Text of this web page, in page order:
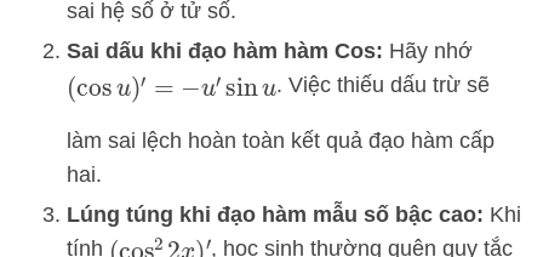
sai hệ số ở tử số.
Sai dấu khi đạo hàm hàm Cos: Hãy nhớ
(cosu)′=− u′sinu . Việc thiếu dấu trừ sẽ
làm sai lệch hoàn toàn kết quả đạo hàm cấp
hai.
Lúng túng khi đạo hàm mẫu số bậc cao: Khi
tính
, học sinh thường quên quy tắc